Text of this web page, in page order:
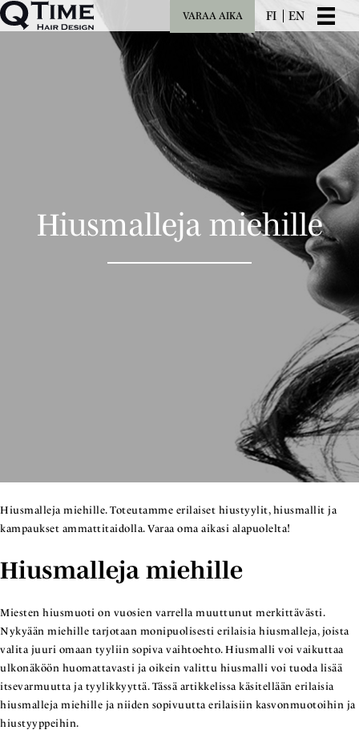
VARAA AIKA FI EN
Hiusmalleja miehille
Hiusmalleja miehille. Toteutamme erilaiset hiustyylit, hiusmallit ja
kampaukset ammattitaidolla. Varaa oma aikasi alapuolelta!
Hiusmalleja miehille
Miesten hiusmuoti on vuosien varrella muuttunut merkittävästi.
Nykyään miehille tarjotaan monipuolisesti erilaisia hiusmalleja, joista
valita juuri omaan tyyliin sopiva vaihtoehto. Hiusmalli voi vaikuttaa
ulkonäköön huomattavasti ja oikein valittu hiusmalli voi tuoda lisää
itsevarmuutta ja tyylikkyyttä. Tässä artikkelissa käsitellään erilaisia
hiusmalleja miehille ja niiden sopivuutta erilaisiin kasvonmuotoihin ja
hiustyyppeihin.